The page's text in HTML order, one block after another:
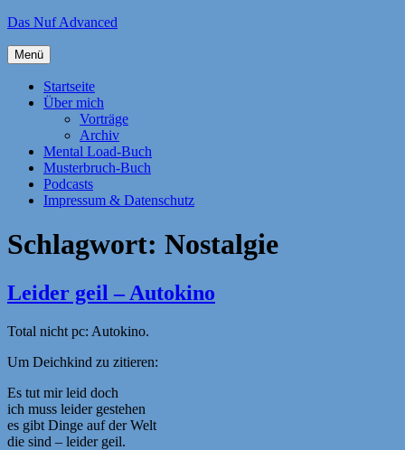
Zum
springen
Das Nuf Advanced
Menü
Startseite
Über mich
Vorträge
Archiv
Mental Load-Buch
Musterbruch-Buch
Podcasts
Impressum & Datenschutz
Schlagwort: Nostalgie
Leider geil – Autokino
Total nicht pc: Autokino.
Um Deichkind zu zitieren:
Es tut mir leid doch
ich muss leider gestehen
es gibt Dinge auf der Welt
die sind – leider geil.